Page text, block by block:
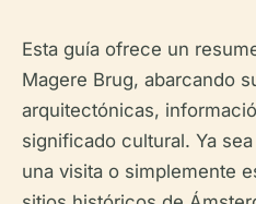
Esta guía ofrece un
Magere Brug, abarcando
arquitectónicas,
significado cultural. Ya
una visita o simplemente